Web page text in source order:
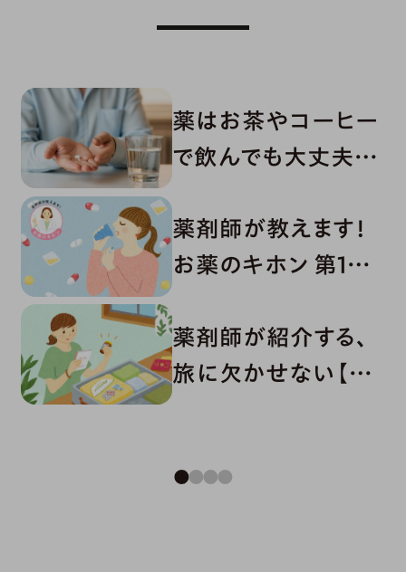
薬はお茶やコーヒー
で飲んでも大丈夫？
説
薬剤師が教えます！
お薬のキホン 第1回
の？薬が効くメカニ
ズム」
薬剤師が紹介する、
旅に欠かせない【常